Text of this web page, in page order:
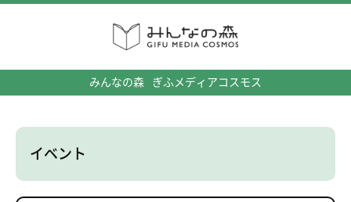
みんなの森 ぎふメディアコスモス
イベント